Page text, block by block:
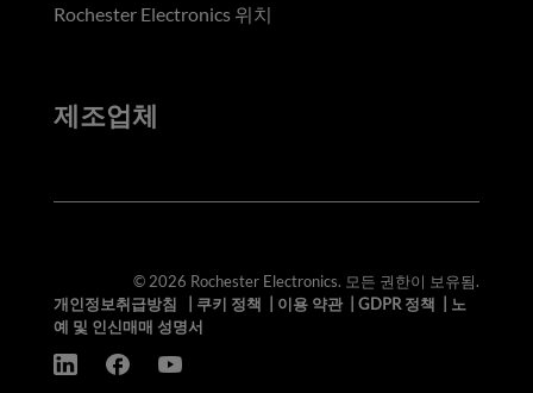
Rochester Electronics 위치
제조업체
© 2026 Rochester Electronics. 모든 권한이 보유됨.
개인정보취급방침
쿠키 정책 이용 약관| GDPR 정책
노
예 및 인신매매 성명서